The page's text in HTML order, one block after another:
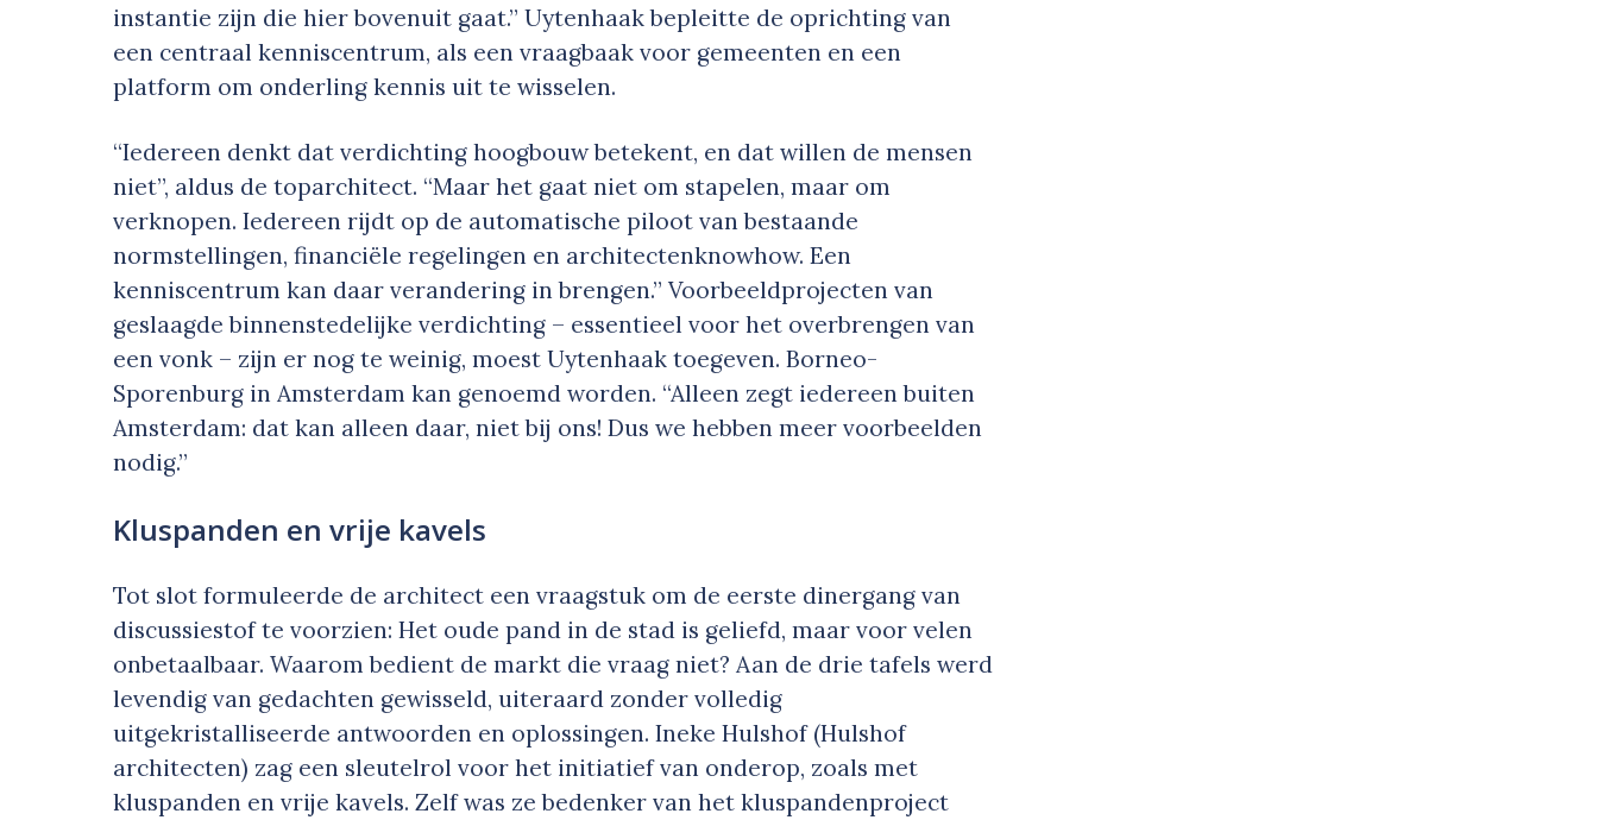
instantie zijn die hier bovenuit gaat.” Uytenhaak bepleitte de oprichting van
een centraal kenniscentrum, als een vraagbaak voor gemeenten en een
platform om onderling kennis uit te wisselen.
“Iedereen denkt dat verdichting hoogbouw betekent, en dat willen de mensen
niet”, aldus de toparchitect. “Maar het gaat niet om stapelen, maar om
verknopen. Iedereen rijdt op de automatische piloot van bestaande
normstellingen, financiële regelingen en architectenknowhow. Een
kenniscentrum kan daar verandering in brengen.” Voorbeeldprojecten van
geslaagde binnenstedelijke verdichting – essentieel voor het overbrengen van
een vonk – zijn er nog te weinig, moest Uytenhaak toegeven. Borneo-
Sporenburg in Amsterdam kan genoemd worden. “Alleen zegt iedereen buiten
Amsterdam: dat kan alleen daar, niet bij ons! Dus we hebben meer voorbeelden
nodig.”
Kluspanden en vrije kavels
Tot slot formuleerde de architect een vraagstuk om de eerste dinergang van
discussiestof te voorzien: Het oude pand in de stad is geliefd, maar voor velen
onbetaalbaar. Waarom bedient de markt die vraag niet? Aan de drie tafels werd
levendig van gedachten gewisseld, uiteraard zonder volledig
uitgekristalliseerde antwoorden en oplossingen. Ineke Hulshof (Hulshof
architecten) zag een sleutelrol voor het initiatief van onderop, zoals met
kluspanden en vrije kavels. Zelf was ze bedenker van het kluspandenproject